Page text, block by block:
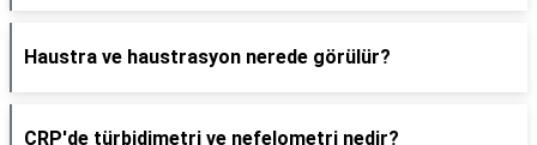
Haustra ve haustrasyon nerede görülür?
CRP'de türbidimetri ve nefelometri nedir?